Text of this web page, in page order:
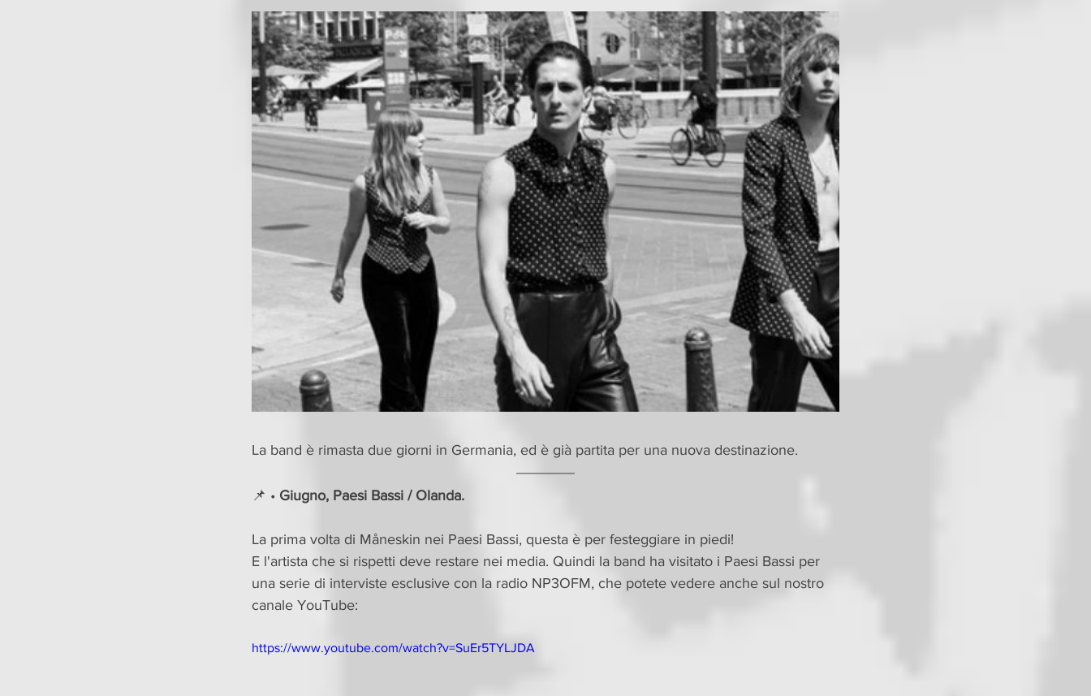
La band è rimasta due giorni in Germania, ed è già partita per una nuova destinazione.
📌 • Giugno, Paesi Bassi / Olanda.
La prima volta di Måneskin nei Paesi Bassi, questa è per festeggiare in piedi!
E l'artista che si rispetti deve restare nei media. Quindi la band ha visitato i Paesi Bassi per
una serie di interviste esclusive con la radio NP3OFM, che potete vedere anche sul nostro
canale YouTube:
https://www.youtube.com/watch?v=SuEr5TYLJDA